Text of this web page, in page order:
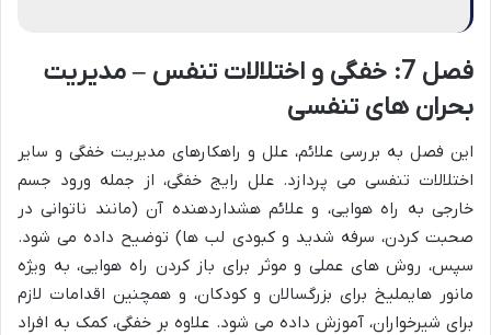
فصل 7: خفگی و اختلالات تنفس – مدیریت
بحران های تنفسی
این فصل به بررسی علائم، علل و راهکارهای مدیریت خفگی و سایر
اختلالات تنفسی می پردازد. علل رایج خفگی، از جمله ورود جسم
خارجی به راه هوایی، و علائم هشداردهنده آن (مانند ناتوانی در
صحبت کردن، سرفه شدید و کبودی لب ها) توضیح داده می شود.
سپس، روش های عملی و موثر برای باز کردن راه هوایی، به ویژه
مانور هایملیخ برای بزرگسالان و کودکان، و همچنین اقدامات لازم
برای شیرخواران، آموزش داده می شود. علاوه بر خفگی، کمک به افراد